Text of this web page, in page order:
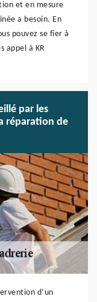
et en mesure
a besoin. En
pouvez se fier à
appel à KR
par les
réparation de
d’un